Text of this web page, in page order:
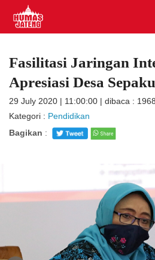
Fasilitasi Jaringan
Apresiasi Desa
29 July 2020 | 11:00:00 | dibaca : 1968
Kategori : Pendidikan
Bagikan :